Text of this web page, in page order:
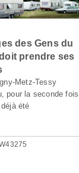
des Gens du
prendre ses
Metz-Tessy
pour la seconde fois
été